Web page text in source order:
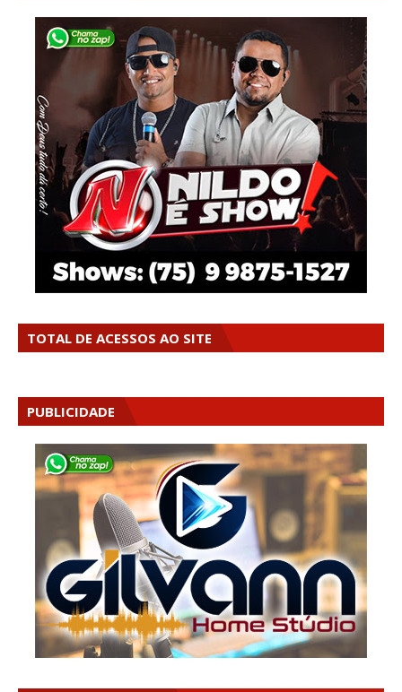
TOTAL DE ACESSOS AO SITE
PUBLICIDADE